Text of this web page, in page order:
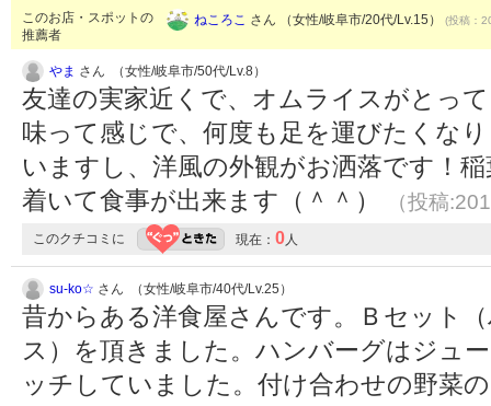
このお店・スポットの
推薦者
ねころこ さん （女性/岐阜市/20代/Lv.15） (投稿：
やま さん （女性/岐阜市/50代/Lv.8）
友達の実家近くで、オムライスがとっ
味って感じで、何度も足を運びたくな
いますし、洋風の外観がお洒落です！
着いて食事が出来ます（＾＾）
（投稿
このクチコミに 現在： 0人
su-ko☆ さん （女性/岐阜市/40代/Lv.25）
昔からある洋食屋さんです。Ｂセット
ス）を頂きました。ハンバーグはジュ
ッチしていました。付け合わせの野菜